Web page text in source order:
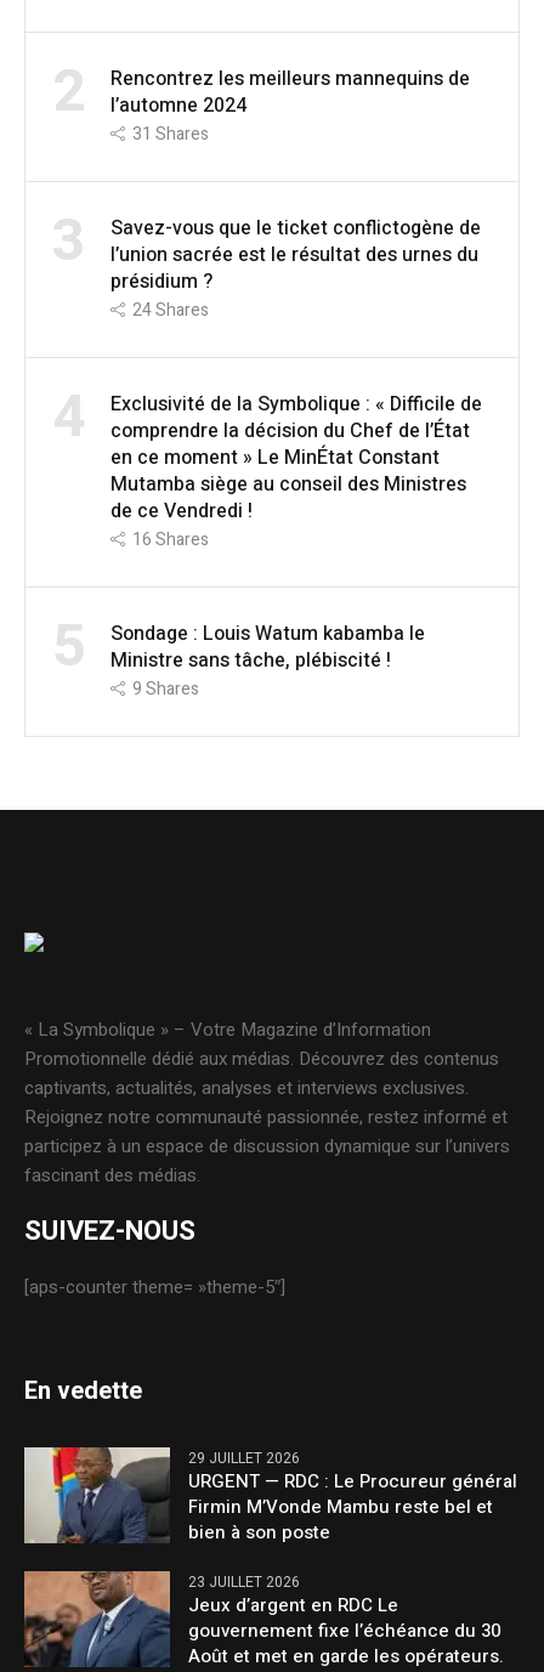
2
Rencontrez les meilleurs mannequins de
l’automne 2024
31 Shares
3
Savez-vous que le ticket conflictogène de
l’union sacrée est le résultat des urnes du
présidium ?
24Shares
4
Exclusivité de la Symbolique : « Difficile de
comprendre la décision du Chef de l’État
en ce moment » Le MinÉtat Constant
Mutamba siège au conseil des Ministres
de ce Vendredi !
16Shares
5
Sondage : Louis Watum kabamba le
Ministre sans tâche, plébiscité !
9Shares
« La Symbolique » – Votre Magazine d’Information
Promotionnelle dédié aux médias. Découvrez des contenus
captivants, actualités, analyses et interviews exclusives.
Rejoignez notre communauté passionnée, restez informé et
participez à un espace de discussion dynamique sur l’univers
fascinant des médias.
SUIVEZ-NOUS
[aps-counter theme= »theme-5″]
En vedette
29 JUILLET 2026
URGENT — RDC : Le Procureur général
Firmin M’Vonde Mambu reste bel et
bien à son poste
23 JUILLET 2026
Jeux d’argent en RDC Le
gouvernement fixe l’échéance du 30
Août et met en garde les opérateurs.